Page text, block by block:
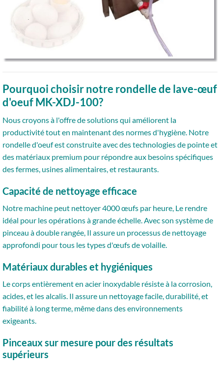
Pourquoi choisir notre rondelle de lave-œuf
d'oeuf MK-XDJ-100?
Nous croyons à l'offre de solutions qui améliorent la
productivité tout en maintenant des normes d'hygiène. Notre
rondelle d'oeuf est construite avec des technologies de pointe et
des matériaux premium pour répondre aux besoins spécifiques
des fermes, usines alimentaires, et restaurants.
Capacité de nettoyage efficace
Notre machine peut nettoyer 4000 œufs par heure, Le rendre
idéal pour les opérations à grande échelle. Avec son système de
pinceau à double rangée, Il assure un processus de nettoyage
approfondi pour tous les types d'œufs de volaille.
Matériaux durables et hygiéniques
Le corps entièrement en acier inoxydable résiste à la corrosion,
acides, et les alcalis. Il assure un nettoyage facile, durabilité, et
fiabilité à long terme, même dans des environnements
exigeants.
Pinceaux sur mesure pour des résultats
supérieurs